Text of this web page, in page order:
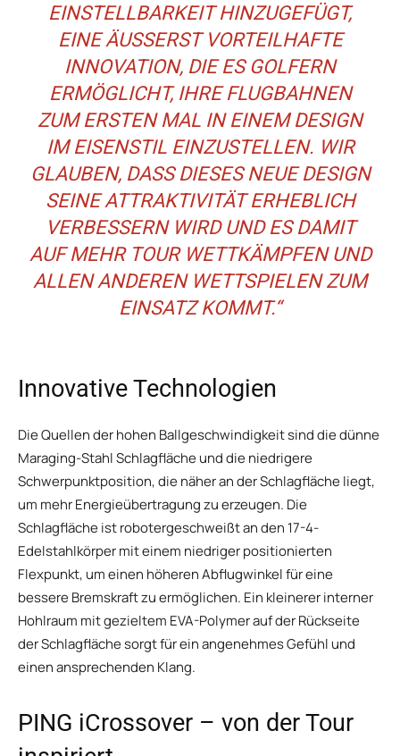
INSTELLBARKEIT HINZUGEFÜGT, E
INE ÄUSSERST VORTEILHAFTE IN
NOVATION, DIE ES GOLFERN ER
MÖGLICHT, IHRE FLUGBAHNEN ZU
M ERSTEN MAL IN EINEM DESIGN IM
EISENSTIL EINZUSTELLEN. WIR GL
AUBEN, DASS DIESES NEUE DESIGN SE
INE ATTRAKTIVITÄT ERHEBLICH VE
RBESSERN WIRD UND ES DAMIT AU
F MEHR TOUR WETTKÄMPFEN UND AL
LEN ANDEREN WETTSPIELEN ZUM EI
NSATZ KOMMT.“
Innovative Technologien
Die Quellen der hohen Ballgeschwindigkeit sind die dünne
Maraging-Stahl Schlagfläche und die niedrigere
Schwerpunktposition, die näher an der Schlagfläche liegt,
um mehr Energieübertragung zu erzeugen. Die
Schlagfläche ist robotergeschweißt an den 17-4-
Edelstahlkörper mit einem niedriger positionierten
Flexpunkt, um einen höheren Abflugwinkel für eine
bessere Bremskraft zu ermöglichen. Ein kleinerer interner
Hohlraum mit gezieltem EVA-Polymer auf der Rückseite
der Schlagfläche sorgt für ein angenehmes Gefühl und
einen ansprechenden Klang.
PING iCrossover – von der Tour